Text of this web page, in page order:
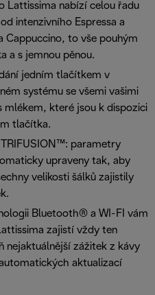
Lattissima nabízí celou řadu
intenzivního Espressa a
Cappuccino, to vše pouhým
a s jemnou pěnou.
jedním tlačítkem v
systému se všemi vašimi
mlékem, které jsou k dispozici
tlačítka.
parametry
upraveny tak, aby
velikosti šálků zajistily
Bluetooth® a WI-FI vám
zajistí vždy ten
nejaktuálnější zážitek z kávy
aktualizací